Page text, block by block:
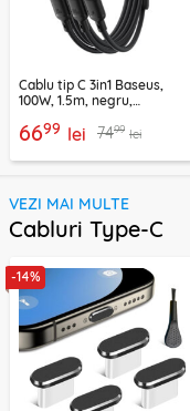
Cablu tip C 3in1 Baseus,
100W, 1.5m, negru,
6699 lei 7499 lei
VEZI MAI MULTE
Cabluri Type-C
-14%